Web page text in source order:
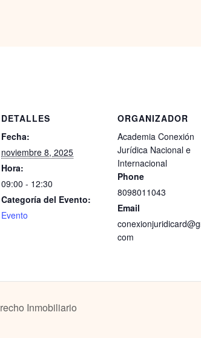
DETALLES
Fecha:
noviembre 8, 2025
Hora:
09:00 - 12:30
Categoría del Evento:
Evento
ORGANIZADOR
Academia Conexión
Jurídica Nacional e
Internacional
Phone
8098011043
Email
com
Inmobiliario